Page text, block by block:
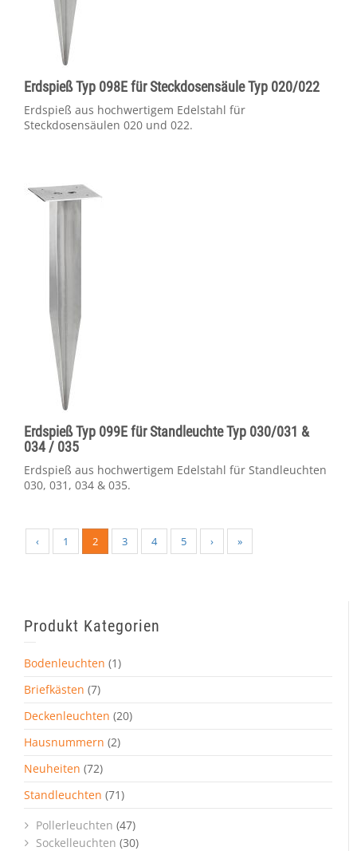
Erdspieß Typ 098E für Steckdosensäule Typ 020/022
Erdspieß aus hochwertigem Edelstahl für
Steckdosensäulen 020 und 022.
Erdspieß Typ 099E für Standleuchte Typ 030/031 &
034 / 035
Erdspieß aus hochwertigem Edelstahl für Standleuchten
030, 031, 034 & 035.
‹ 1 2 3 4 5 › »
Produkt Kategorien
Bodenleuchten (1)
Briefkästen (7)
Deckenleuchten (20)
Hausnummern (2)
Neuheiten (72)
Standleuchten (71)
Pollerleuchten (47)
Sockelleuchten (30)